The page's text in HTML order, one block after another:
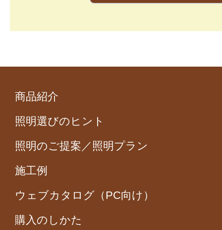
商品紹介
照明選びのヒント
照明のご提案／照明プラン
施工例
ウェブカタログ（PC向け）
購入のしかた